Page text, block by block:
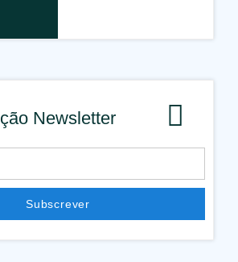
Newsletter
Subscrever